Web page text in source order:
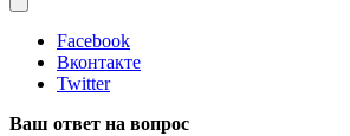
Facebook
Вконтакте
Twitter
Ваш ответ на вопрос